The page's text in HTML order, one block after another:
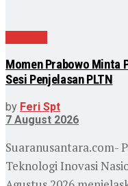
Momen Prabowo Minta
Sesi Penjelasan PLTN
by Feri Spt
7 August 2026
Suaranusantara.com-
Teknologi Inovasi